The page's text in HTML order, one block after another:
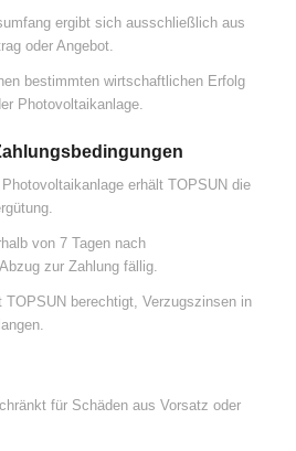
ergibt sich ausschließlich aus
oder Angebot.
bestimmten wirtschaftlichen Erfolg
Photovoltaikanlage.
erhält TOPSUN die
von 7 Tagen nach
zur Zahlung fällig.
berechtigt, Verzugszinsen in
für Schäden aus Vorsatz oder